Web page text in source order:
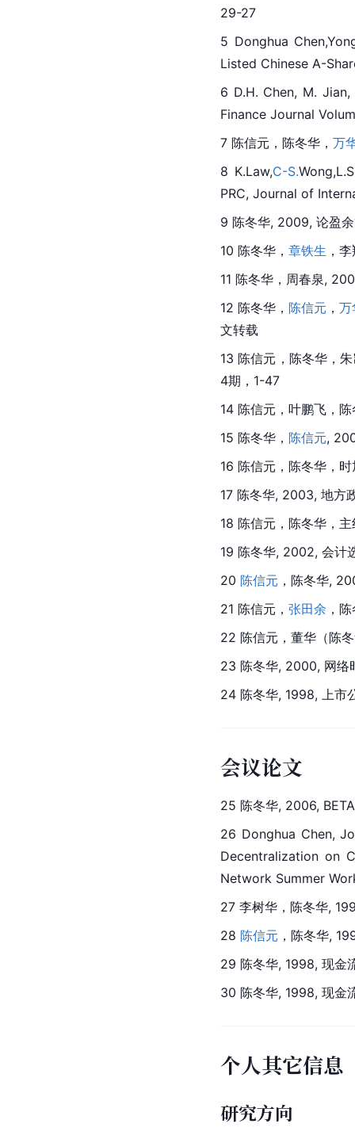
29-27
5 Donghua
Listed Chinese A-
6 D.H. Chen, M.
Finance Journal
7 陈信元，陈冬华， 万
8 K.Law,C-S.
PRC, Journal of
9 陈冬华, 2009, 论盈
10 陈冬华， 章铁生 ，
11 陈冬华，周春泉,
12 陈冬华，陈信元 ，万
文转载
13 陈信元 ，陈冬华，
4期，1-47
14 陈信元 ，叶鹏飞，
15 陈冬华， 陈信元,
16 陈信元，陈冬华，
17 陈冬华, 2003, 地方
18 陈信元 ，陈冬华，
19 陈冬华, 2002, 会计
20 陈信元 ，陈冬华,
21 陈信元， 张田余 ，
22 陈信元 ， 董华 （陈
23 陈冬华, 2000, 网络
24 陈冬华, 1998, 上市
会议论文
25 陈冬华, 2006,
26 Donghua Chen,
Decentralization on
Network Summer
27 李树华，陈冬华,
28 陈信元 ，陈冬华,
29 陈冬华, 1998, 现金
30 陈冬华, 1998, 现金
个人其它信息
研究方向